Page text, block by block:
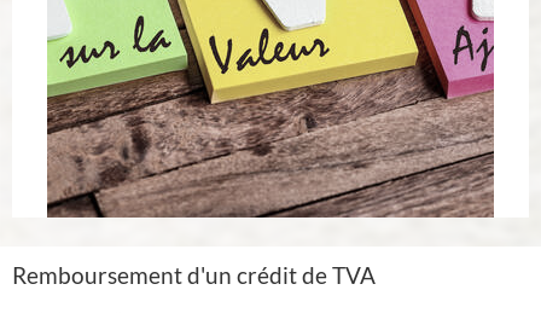
Remboursement d'un crédit de TVA